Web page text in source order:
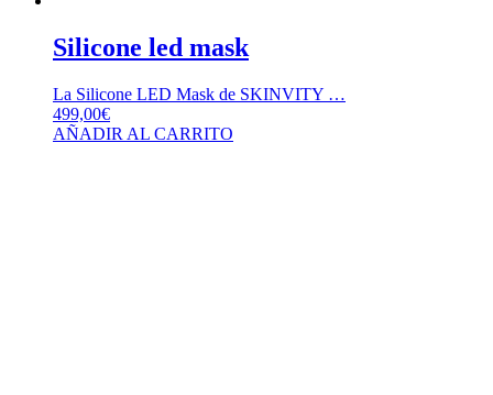
Silicone led mask
La Silicone LED Mask de SKINVITY …
499,00€
AÑADIR AL CARRITO